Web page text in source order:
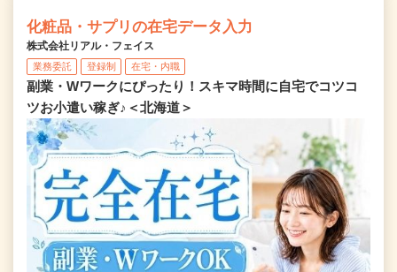
化粧品・サプリの在宅データ入力
株式会社リアル・フェイス
業務委託 登録制 在宅・内職
副業・Wワークにぴったり！スキマ時間に自宅でコツコ
ツお小遣い稼ぎ♪＜北海道＞